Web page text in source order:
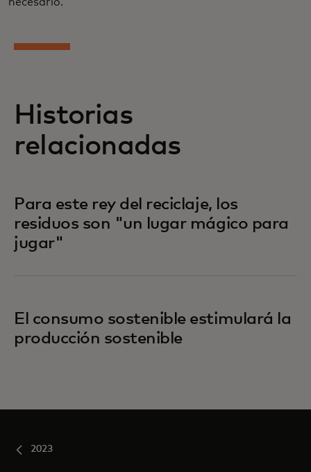
necesario.
Historias
relacionadas
Para este rey del reciclaje, los
residuos son "un lugar mágico para
jugar"
El consumo sostenible estimulará la
producción sostenible
2023